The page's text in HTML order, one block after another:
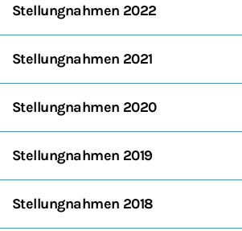
Stellungnahmen 2022
Stellungnahmen 2021
Stellungnahmen 2020
Stellungnahmen 2019
Stellungnahmen 2018